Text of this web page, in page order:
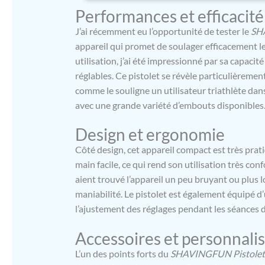
besoins de
types de
mieux à
mini
avancée
sur une
vous
de
LCD, peut
temps en
appuyant
masseur
portable,
pendant le
d'une
Performances et efficacité
J’ai récemment eu l’opportunité de tester le
appareil qui promet de soulager efficacement
utilisation, j’ai été impressionné par sa
réglables. Ce pistolet se révèle
comme le souligne un utilisateur triathlète
avec une grande variété d’embouts disponibles.
Design et ergonomie
Côté design, cet appareil compact est très
main facile, ce qui rend son utilisation très
aient trouvé l’appareil un peu bruyant ou plus
maniabilité. Le pistolet est également équipé
l’ajustement des réglages pendant les séances
Accessoires et
L’un des points forts du SHAVINGFUN